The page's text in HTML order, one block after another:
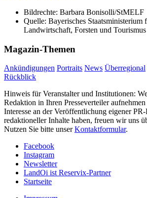
Bildrechte: Barbara Bonisolli/StMELF
Quelle: Bayerisches Staatsministerium
Landwirtschaft, Forsten und Tourismus
Magazin-Themen
Ankündigungen Portraits News Überregional
Rückblick
Hinweis für Veranstalter und Institutionen:
Redaktion in Ihren Presseverteiler
Interesse an der Veröffentlichung eigener
redaktioneller Inhalte haben, freuen wir uns
Nutzen Sie bitte unserKontaktformular.
Facebook
Instagram
Newsletter
LandOi ist Reservix-Partner
Startseite